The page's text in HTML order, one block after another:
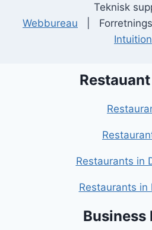
Teknisk
Webbureau |
Intuition
Restaurants in
Restaurants in
Business